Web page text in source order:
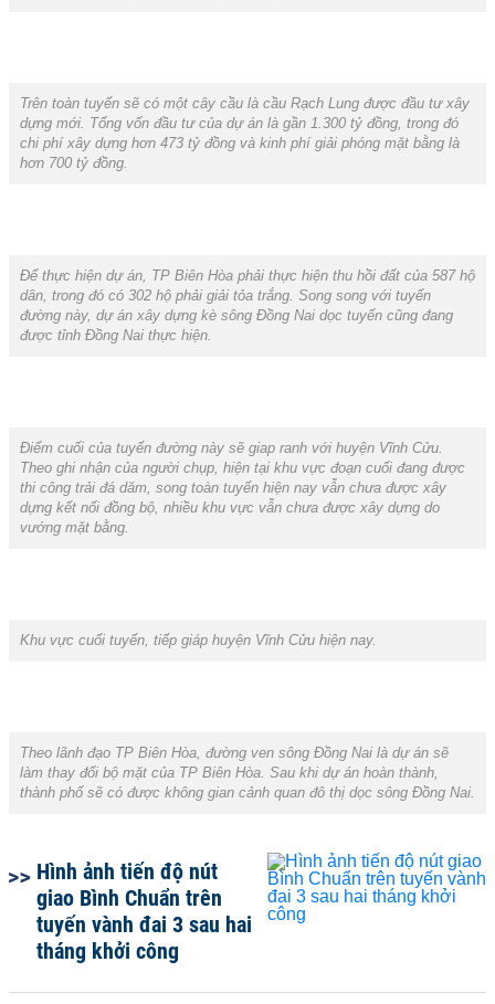
Trên toàn tuyến sẽ có một cây cầu là cầu Rạch Lung được đầu tư xây
dựng mới. Tổng vốn đầu tư của dự án là gần 1.300 tỷ đồng, trong đó
chi phí xây dựng hơn 473 tỷ đồng và kinh phí giải phóng mặt bằng là
hơn 700 tỷ đồng.
Để thực hiện dự án, TP Biên Hòa phải thực hiện thu hồi đất của 587 hộ
dân, trong đó có 302 hộ phải giải tỏa trắng. Song song với tuyến
đường này, dự án xây dựng kè sông Đồng Nai dọc tuyến cũng đang
được tỉnh Đồng Nai thực hiện.
Điểm cuối của tuyến đường này sẽ giap ranh với huyện Vĩnh Cửu.
Theo ghi nhận của người chụp, hiện tại khu vực đoạn cuối đang được
thi công trải đá dăm, song toàn tuyến hiện nay vẫn chưa được xây
dựng kết nối đồng bộ, nhiều khu vực vẫn chưa được xây dựng do
vướng mặt bằng.
Khu vực cuối tuyến, tiếp giáp huyện Vĩnh Cửu hiện nay.
Theo lãnh đạo TP Biên Hòa, đường ven sông Đồng Nai là dự án sẽ
làm thay đổi bộ mặt của TP Biên Hòa. Sau khi dự án hoàn thành,
thành phố sẽ có được không gian cảnh quan đô thị dọc sông Đồng Nai.
Hình ảnh tiến độ nút
giao Bình Chuẩn trên
tuyến vành đai 3 sau hai
tháng khởi công